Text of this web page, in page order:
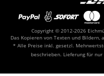
Copyright © 2012-2026
Das Kopieren von Texten und Bildern,
* Alle Preise inkl. gesetzl.
beschrieben. Lieferung für